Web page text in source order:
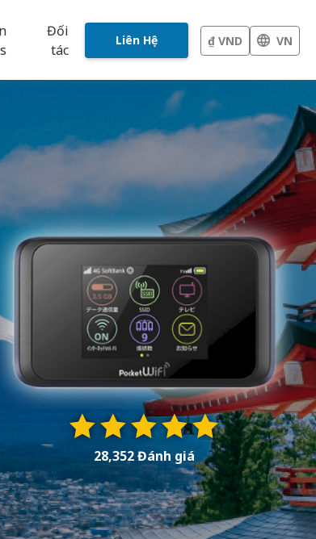
Đối
tác
Liên Hệ ₫ VND VN
28,352 Đánh giá